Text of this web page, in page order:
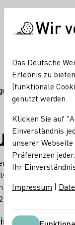
Laquai
bietet mitten in
Freitag ab 17
Weinwirtschaft
geöffnet.
Wir
Das Deutsche
Erlebnis zu
(funktionale
genutzt werden.
Klicken Sie auf
Einverständnis
unserer
Präferenzen
Ihr
Impressum |